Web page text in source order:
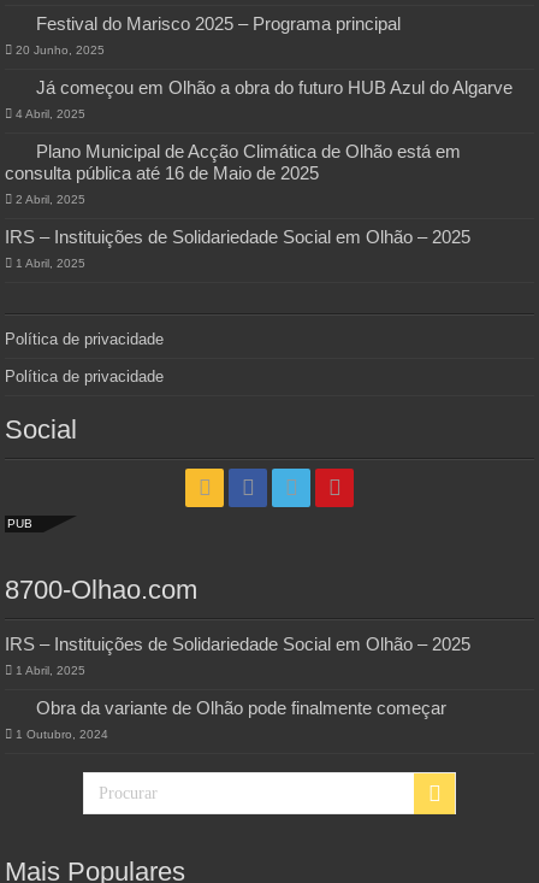
Festival do Marisco 2025 – Programa principal
20 Junho, 2025
Já começou em Olhão a obra do futuro HUB Azul do Algarve
4 Abril, 2025
Plano Municipal de Acção Climática de Olhão está em
consulta pública até 16 de Maio de 2025
2 Abril, 2025
IRS – Instituições de Solidariedade Social em Olhão – 2025
1 Abril, 2025
Política de privacidade
Política de privacidade
Social
PUB
8700-Olhao.com
IRS – Instituições de Solidariedade Social em Olhão – 2025
1 Abril, 2025
Obra da variante de Olhão pode finalmente começar
1 Outubro, 2024
Mais Populares